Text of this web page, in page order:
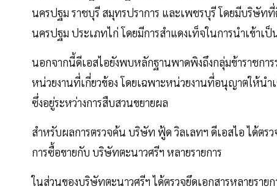
นครปฐม ราชบุรี สมุทรปราการ และเพชรบุรี โดยมีบริษัท
นครปฐม ประเภทไก่ โดยมีการสำแดงเท็จในการนำเข้าเ
นอกจากนี้ดีเอสไอยังพบหลักฐานพาดพิงถึงกลุ่มข้าราชการ
หน่วยงานที่เกี่ยวข้อง โดยเฉพาะหน่วยงานที่อนุญาตให้น
ซึ่งอยู่ระหว่างการสืบสวนขยายผล
สำหรับผลการตรวจค้น บริษัท ฟู้ด วิลเลทฯ ดีเอสไอ ได้ตร
การซื้อขายกับ บริษัทตะนาวศรีฯ หลายรายการ
ในส่วนของบริษัทตะนาวศรีฯ ได้ตรวจยึดเอกสารหลายรา